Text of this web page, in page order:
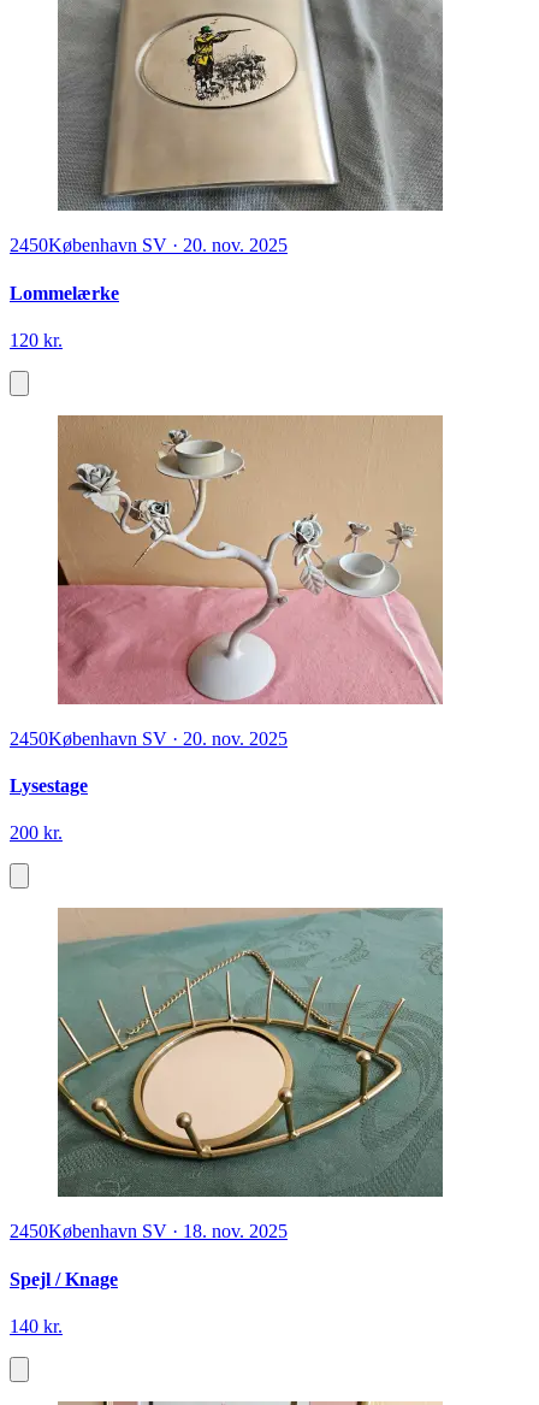
2450København SV · 20. nov. 2025
Lommelærke
120 kr.
2450København SV · 20. nov. 2025
Lysestage
200 kr.
2450København SV · 18. nov. 2025
Spejl / Knage
140 kr.